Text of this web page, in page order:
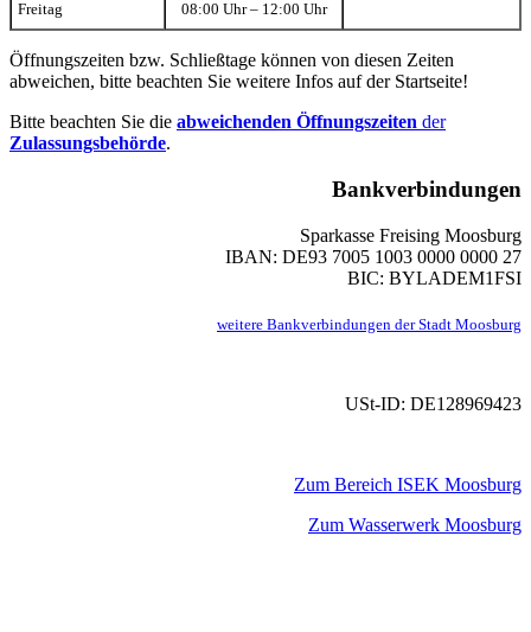
Freitag 08:00 Uhr – 12:00 Uhr
Öffnungszeiten bzw. Schließtage können von diesen Zeiten
abweichen, bitte beachten Sie weitere Infos auf der Startseite!
Bitte beachten Sie die abweichenden Öffnungszeiten der
Zulassungsbehörde.
Bankverbindungen
Sparkasse Freising Moosburg
IBAN: DE93 7005 1003 0000 0000 27
BIC: BYLADEM1FSI
weitere Bankverbindungen der Stadt Moosburg
USt-ID: DE128969423
Zum Bereich ISEK Moosburg
Zum Wasserwerk Moosburg